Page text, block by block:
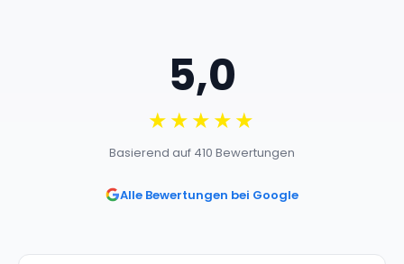
5,0
★★★★★
Basierend auf 410 Bewertungen
Alle Bewertungen bei Google